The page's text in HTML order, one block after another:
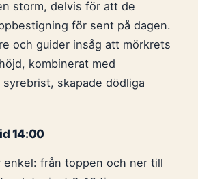
storm, delvis för att de
för sent på dagen.
och guider insåg att mörkrets
kombinerat med
skapade dödliga
14:00
enkel: från toppen och ner till